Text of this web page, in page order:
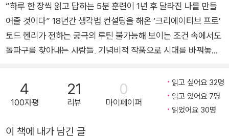
“하루 한 장씩 읽고 답하는 5분 훈련이 1년 후 달라진 나를 만들
어줄 것이다” 18년간 생각법 컨설팅을 해온 ‘크리에이티브 프로’
토드 헨리가 전하는 궁극의 루틴 불가능해 보이는 조건 속에서도
돌파구를 찾아내는 사람들, 기념비적 작품으로 시대를 바꿔놓은
만 회를 기록한 인기 팟캐스트 ‘더 액시덴털 크리에이티브(The
Accidental Creative)’를 통해 매주 저명한 사상가, 예술가, 전
문가, 리더 들을 인터뷰하고 그들의 삶을 연구해온 토드 헨리는
결정적인 순간에 여지없이 탁월함을 발휘하는 이들의 공통점으
4
100자평
21
리뷰
0
마이페이퍼
읽고 싶어요 32명
읽고 있어요 7명
읽었어요 30명
이 책에 내가 남긴 글